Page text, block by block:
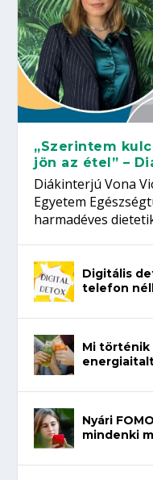
„Szerintem
jön az étel” –
Diákinterjú Vona
Egyetem
harmadéves
Digitális
telefon
Mi történik
Nyári
mindenki